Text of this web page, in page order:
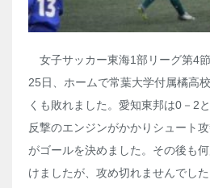
女子サッカー東海1部リーグ第4
25日、ホームで常葉大学付属橘高
くも敗れました。愛知東邦は0－2
反撃のエンジンがかかりシュート
がゴールを決めました。その後も
けましたが、攻め切れませんでした